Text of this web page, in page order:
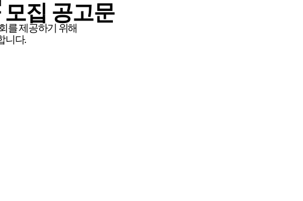
집 공고문
를 제공하기 위해
니다.